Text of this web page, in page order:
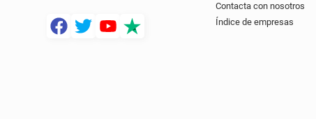
Contacta con nosotros
Índice de empresas